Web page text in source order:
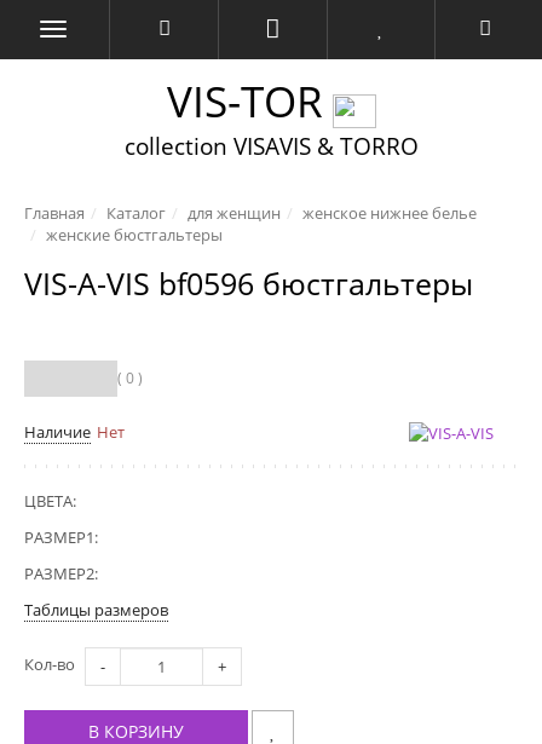
VIS-TOR
collection VISAVIS & TORRO
Главная Каталог для женщин
женское нижнее белье
женские бюстгальтеры
VIS-A-VIS bf0596 бюстгальтеры
( 0 )
Наличие Нет
ЦВЕТА:
РАЗМЕР1:
РАЗМЕР2:
Таблицы размеров
Кол-во - +
В КОРЗИНУ